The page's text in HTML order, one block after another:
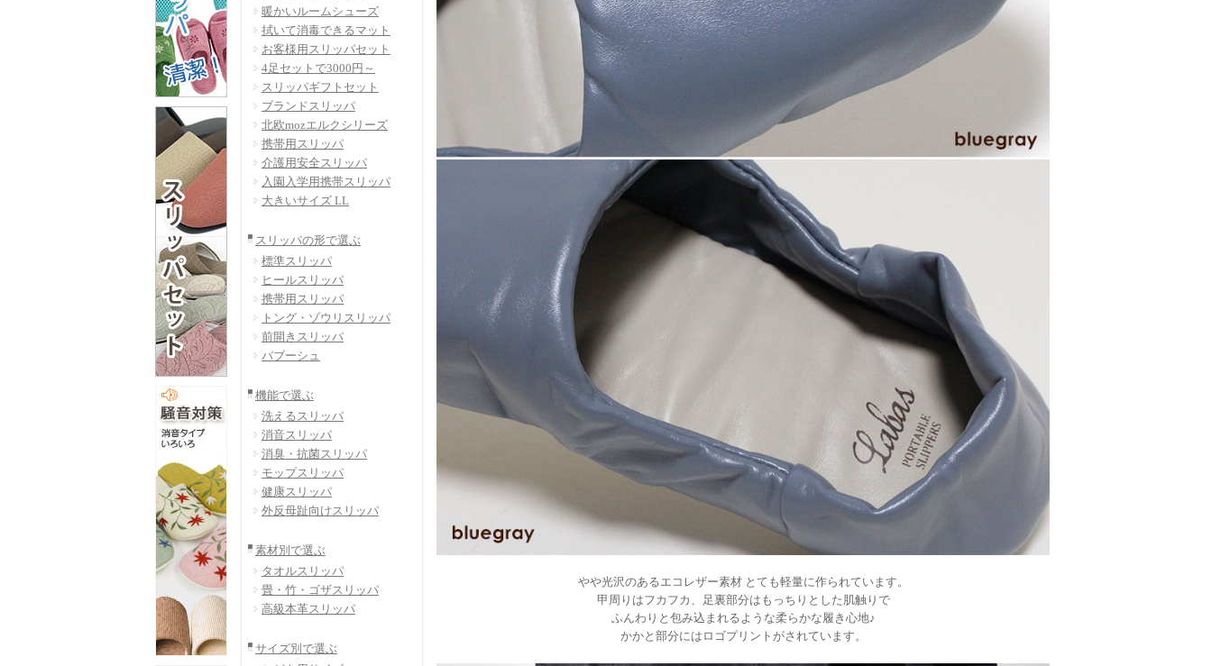
暖かいルームシューズ
拭いて消毒できるマット
お客様用スリッパセット
4足セットで3000円～
スリッパギフトセット
ブランドスリッパ
北欧mozエルクシリーズ
携帯用スリッパ
介護用安全スリッパ
入園入学用携帯スリッパ
大きいサイズ LL
スリッパの形で選ぶ
標準スリッパ
ヒールスリッパ
携帯用スリッパ
トング・ゾウリスリッパ
前開きスリッパ
バブーシュ
機能で選ぶ
洗えるスリッパ
消音スリッパ
消臭・抗菌スリッパ
モップスリッパ
健康スリッパ
外反母趾向けスリッパ
素材別で選ぶ
タオルスリッパ
畳・竹・ゴザスリッパ
高級本革スリッパ
サイズ別で選ぶ
やや光沢のあるエコレザー素材 とても軽量に作られています。
甲周りはフカフカ、足裏部分はもっちりとした肌触りで
ふんわりと包み込まれるような柔らかな履き心地♪
かかと部分にはロゴプリントがされています。